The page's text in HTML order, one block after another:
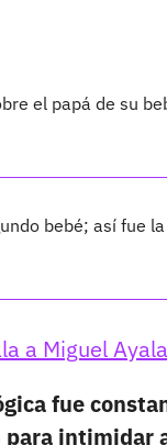
el papá de su
bebé; así fue
a Miguel
fue
intimidar